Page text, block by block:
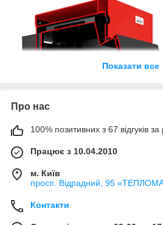
Показати все
Про нас
100% позитивних з 67 відгуків за
Працює з 10.04.2010
м. Київ
просп. Відрадний, 95
Контакти